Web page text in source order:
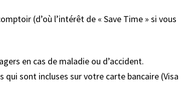
(d’où l’intérêt de « Save Time » si vous
en cas de maladie ou d’accident.
qui sont incluses sur votre carte bancaire (Visa